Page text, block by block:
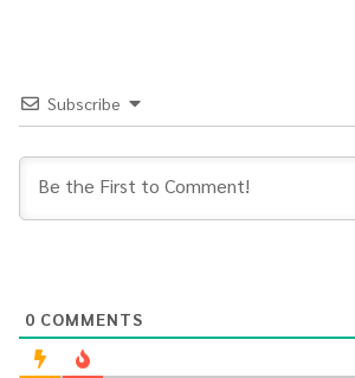
Subscribe
0 COMMENTS